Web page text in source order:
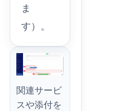
ま
す）。
関連サービ
スや添付を